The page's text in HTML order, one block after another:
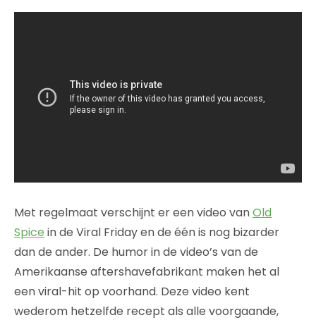
Met regelmaat verschijnt er een video vanOld
Spice in de Viral Friday en de één is nog bizarder
dan de ander. De humor in de video’s van de
Amerikaanse aftershavefabrikant maken het al
een viral-hit op voorhand. Deze video kent
wederom hetzelfde recept als alle voorgaande,